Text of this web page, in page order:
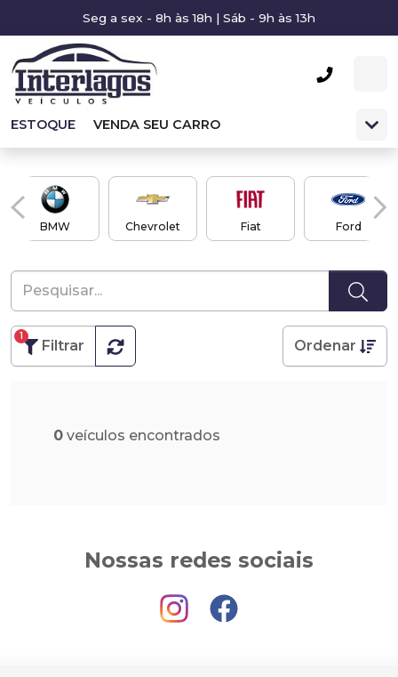
Seg a sex - 8h às 18h | Sáb - 9h às 13h
ESTOQUE VENDA SEU CARRO
BMW Chevrolet Fiat Ford
Filtrar
1
Ordenar
0 veículos encontrados
Nossas redes sociais